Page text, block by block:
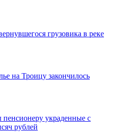
грузовика в реке
на Троицу закончилось
украденные с
рублей